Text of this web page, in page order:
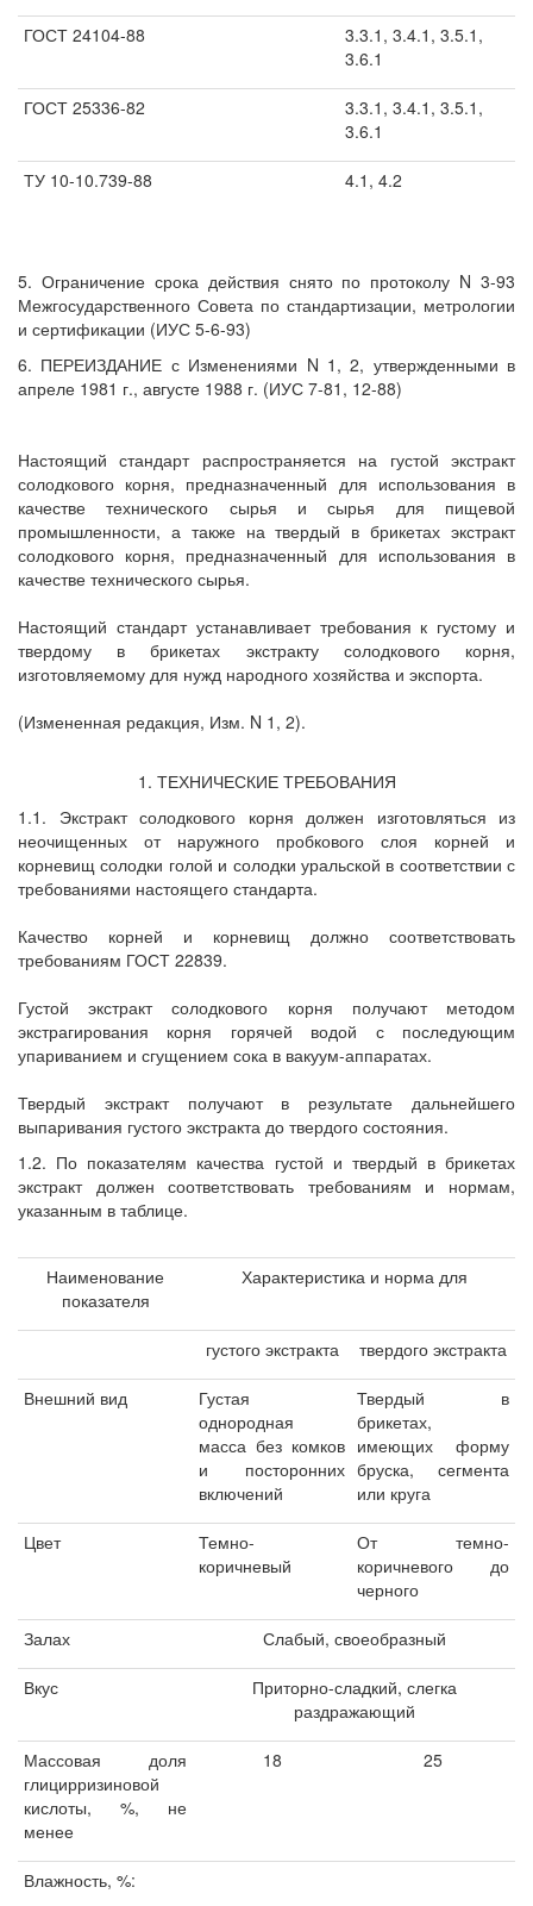
ГОСТ 24104-88
3.3.1, 3.4.1, 3.5.1,
3.6.1
ГОСТ 25336-82
3.3.1, 3.4.1, 3.5.1,
3.6.1
ТУ 10-10.739-88 4.1, 4.2
5. Ограничение срока действия снято по протоколу N 3-93
Межгосударственного Совета по стандартизации, метрологии
и сертификации (ИУС 5-6-93)
6. ПЕРЕИЗДАНИЕ с Изменениями N 1, 2, утвержденными в
апреле 1981 г., августе 1988 г. (ИУС 7-81, 12-88)
Настоящий стандарт распространяется на густой экстракт
солодкового корня, предназначенный для использования в
качестве технического сырья и сырья для пищевой
промышленности, а также на твердый в брикетах экстракт
солодкового корня, предназначенный для использования в
качестве технического сырья.
Настоящий стандарт устанавливает требования к густому и
твердому в брикетах экстракту солодкового корня,
изготовляемому для нужд народного хозяйства и экспорта.
(Измененная редакция, Изм. N 1, 2).
1. ТЕХНИЧЕСКИЕ ТРЕБОВАНИЯ
1.1. Экстракт солодкового корня должен изготовляться из
неочищенных от наружного пробкового слоя корней и
корневищ солодки голой и солодки уральской в соответствии с
требованиями настоящего стандарта.
Качество корней и корневищ должно соответствовать
требованиям ГОСТ 22839.
Густой экстракт солодкового корня получают методом
экстрагирования корня горячей водой с последующим
упариванием и сгущением сока в вакуум-аппаратах.
Твердый экстракт получают в результате дальнейшего
выпаривания густого экстракта до твердого состояния.
1.2. По показателям качества густой и твердый в брикетах
экстракт должен соответствовать требованиям и нормам,
указанным в таблице.
Наименование
показателя
Характеристика и норма для
густого экстракта твердого экстракта
Внешний вид
Густая
однородная
масса без комков
и посторонних
включений
Твердый в
брикетах,
имеющих форму
бруска, сегмента
или круга
Цвет
Темно-
коричневый
От темно-
коричневого до
черного
Залах Слабый, своеобразный
Вкус
Приторно-сладкий, слегка
раздражающий
Массовая доля
глицирризиновой
кислоты, %, не
менее
18 25
Влажность, %: